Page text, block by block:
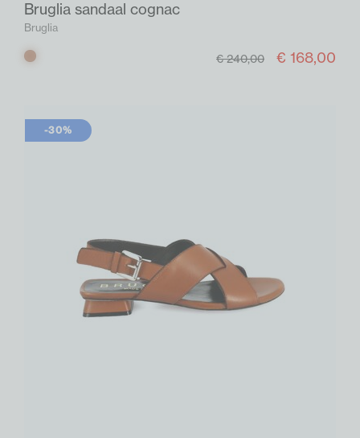
Bruglia sandaal cognac
Bruglia
Cognac € 240,00 € 168,00
-30%